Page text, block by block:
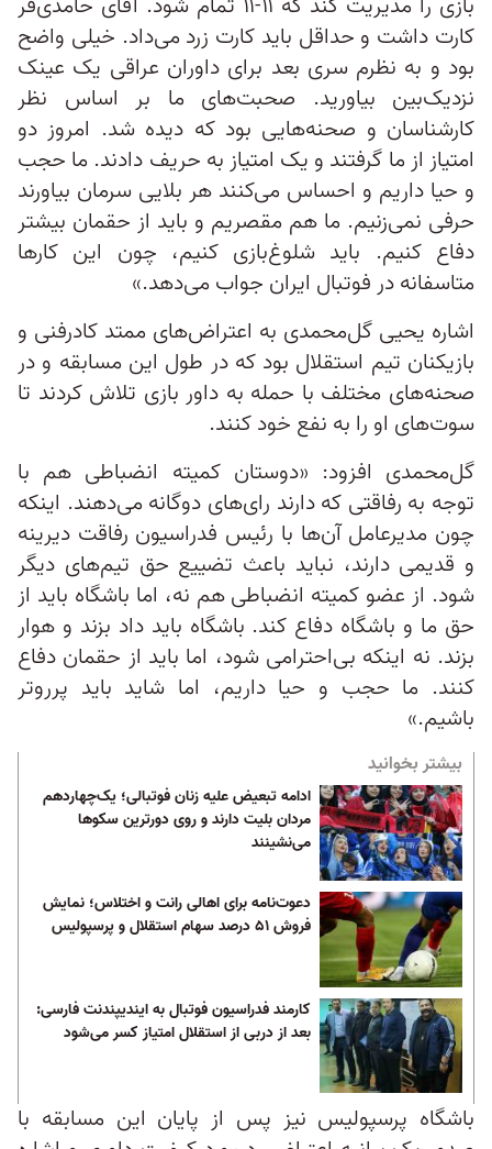
کارت داشت و حداقل باید کارت زرد می‌داد. خیلی واضح
بود و به نظرم سری بعد برای داوران عراقی یک عینک
نزدیک‌بین بیاورید. صحبت‌های ما بر اساس نظر
کارشناسان و صحنه‌هایی بود که دیده شد. امروز دو
امتیاز از ما گرفتند و یک امتیاز به حریف دادند. ما حجب
و حیا داریم و احساس می‌کنند هر بلایی سرمان بیاورند
حرفی نمی‌زنیم. ما هم مقصریم و باید از حقمان بیشتر
دفاع کنیم. باید شلوغ‌بازی کنیم، چون این کارها
متاسفانه در فوتبال ایران جواب می‌دهد.»
اشاره یحیی گل‌محمدی به اعتراض‌های ممتد کادرفنی و
بازیکنان تیم استقلال بود که در طول این مسابقه و در
صحنه‌های مختلف با حمله به داور بازی تلاش کردند تا
سوت‌های او را به نفع خود کنند.
گل‌محمدی افزود: «دوستان کمیته انضباطی هم با
توجه به رفاقتی که دارند رای‌های دوگانه می‌دهند. اینکه
چون مدیرعامل آن‌ها با رئیس فدراسیون رفاقت دیرینه
و قدیمی دارند، نباید باعث تضییع حق تیم‌های دیگر
شود. از عضو کمیته انضباطی هم نه، اما باشگاه باید از
حق ما و باشگاه دفاع کند. باشگاه باید داد بزند و هوار
بزند. نه اینکه بی‌احترامی شود، اما باید از حقمان دفاع
کنند. ما حجب و حیا داریم، اما شاید باید پرروتر
باشیم.»
بیشتر بخوانید
ادامه تبعیض علیه زنان فوتبالی؛ یک‌چهاردهم
مردان بلیت دارند و روی دورترین سکوها
می‌نشینند
دعوت‌نامه برای اهالی رانت و اختلاس؛ نمایش
فروش ۵۱ درصد سهام استقلال و ‏پرسپولیس‎
کارمند فدراسیون فوتبال به ایندیپندنت فارسی:
بعد از دربی از استقلال امتیاز کسر می‌شود
باشگاه پرسپولیس نیز پس از پایان این مسابقه با